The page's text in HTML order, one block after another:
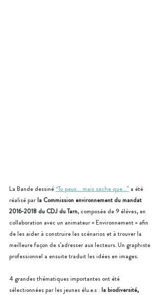
La Bande dessiné “Tu peux… mais sache que…” a été
réalisé par la Commission environnement du mandat
2016-2018 du CDJ du Tarn, composée de 9 élèves, en
collaboration avec un animateur « Environnement » afin
de les aider à construire les scénarios et à trouver la
meilleure façon de s’adresser aux lecteurs. Un graphiste
professionnel a ensuite traduit les idées en images.
4 grandes thématiques importantes ont été
sélectionnées par les jeunes élu.e.s : la biodiversité,